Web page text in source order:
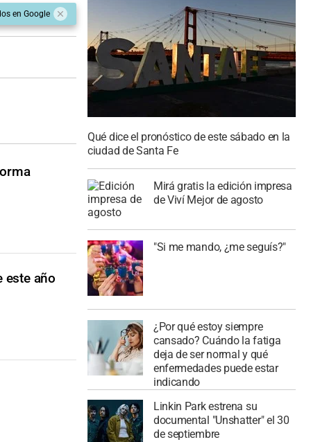
en Google
este año
Qué dice el pronóstico de este sábado en la
ciudad de Santa Fe
Mirá gratis la edición impresa
de Viví Mejor de agosto
"Si me mando, ¿me seguís?"
¿Por qué estoy siempre
cansado? Cuándo la fatiga
deja de ser normal y qué
enfermedades puede estar
indicando
Linkin Park estrena su
documental "Unshatter" el 30
de septiembre